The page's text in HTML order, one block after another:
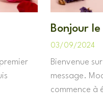
Bonjour
03/09/2024
Bienvenue
message.
commence à